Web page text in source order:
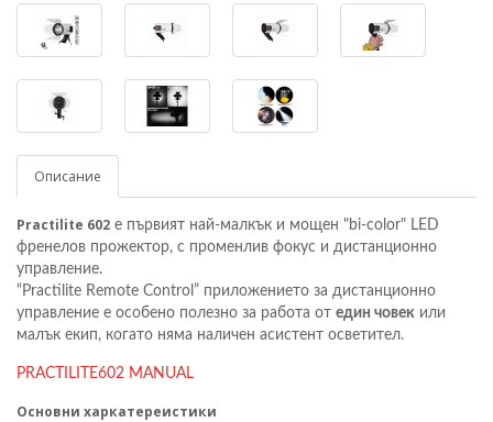
Описание
Practilite 602 е първият най-малкък и мощен "bi-color" LED
френелов прожектор, с променлив фокус и дистанционно
управление.
“Practilite Remote Control” приложението за дистанционно
управление е особено полезно за работа от един човек или
малък екип, когато няма наличен асистент осветител.
PRACTILITE602 MANUAL
Основни харкатереистики